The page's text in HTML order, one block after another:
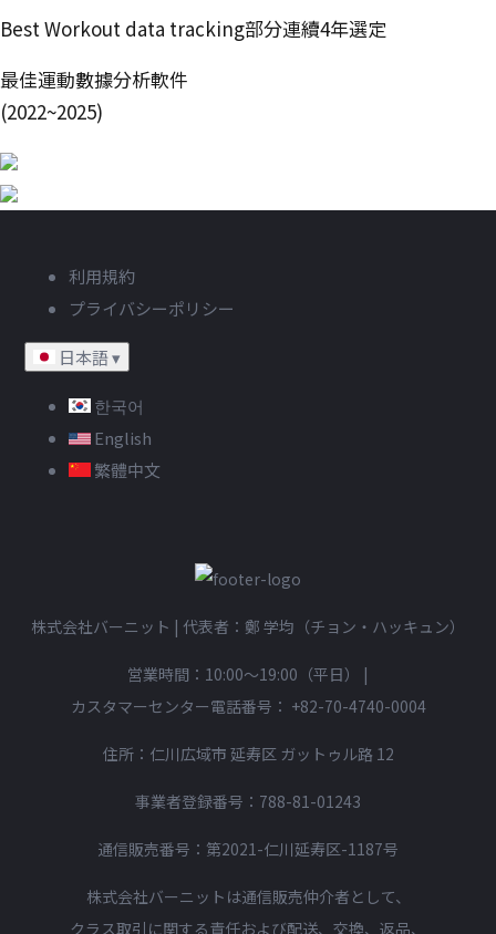
Best Workout data tracking部分連續4年選定
最佳運動數據分析軟件
(2022~2025)
利用規約
プライバシーポリシー
日本語▾
한국어
English
繁體中文
株式会社バーニット | 代表者：鄭 学均（チョン・ハッキュン）
営業時間：10:00〜19:00（平日）
|
カスタマーセンター電話番号： +82-70-4740-0004
住所：仁川広域市 延寿区 ガットゥル路 12
事業者登録番号：788-81-01243
通信販売番号：第2021-仁川延寿区-1187号
株式会社バーニットは通信販売仲介者として、
クラス取引に関する責任および配送、交換、返品、